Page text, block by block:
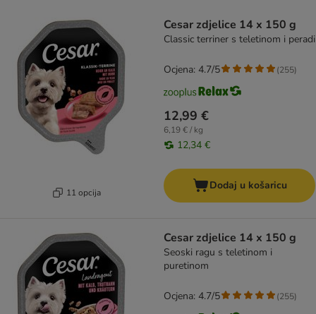
11 opcija
Cesar zdjelice 14 x 150 g
Classic terriner s teletinom i peradi
12,99 €
6,19 € / kg
12,34 €
Ocjena: 4.7/5 (255)
Dodaj u košaricu
Cesar zdjelice 14 x 150 g
Seoski ragu s teletinom i
puretinom
Ocjena: 4.7/5 (255)